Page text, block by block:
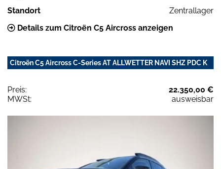
Standort
Zentrallager
Details zum Citroën C5 Aircross anzeigen
Citroën C5 Aircross C-Series AT ALLWETTER NAVI SHZ PDC K
Preis:
22.350,00 €
MWSt:
ausweisbar